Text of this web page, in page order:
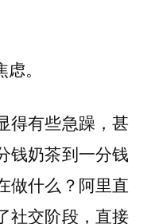
。
得有些急躁，甚
钱奶茶到一分钱
做什么？阿里直
社交阶段，直接